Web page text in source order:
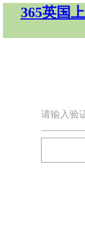
365英国
请输入验